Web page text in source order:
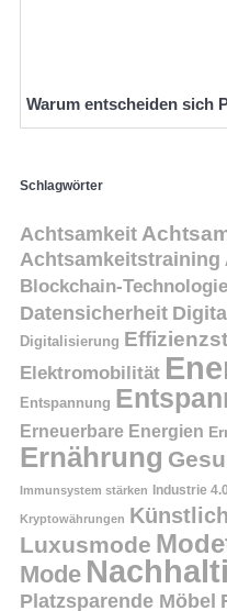
Warum entscheiden sich
Schlagwörter
Achtsamkeit
Achtsamkeitstraining
Blockchain-Technologie
Datensicherheit
Digitalisierung
Elektromobilität
Entspannung
Erneuerbare Energien
Ernährung
Immunsystem stärken Industrie 4.0
Kryptowährungen
Luxusmode
Mode
Platzsparende Möbel